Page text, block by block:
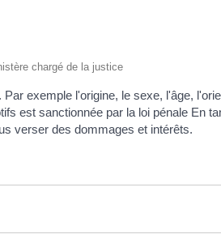
chargé de la justice
exemple l'origine, le sexe, l'âge,
est sanctionnée par la loi pénale En
verser des dommages et intérêts.